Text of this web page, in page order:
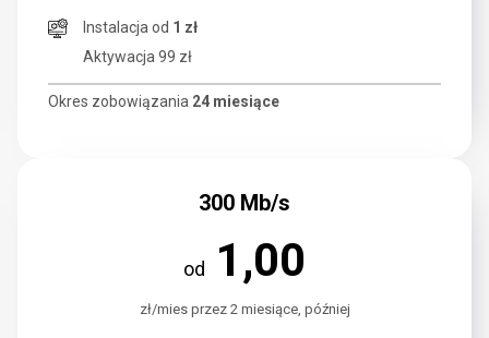
Instalacja od 1 zł
Aktywacja 99 zł
Okres zobowiązania 24 miesiące
300 Mb/s
od 1,00
zł/mies przez 2 miesiące, później